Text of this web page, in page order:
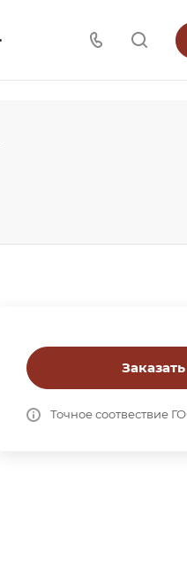
Заказать
Точное соотвествие